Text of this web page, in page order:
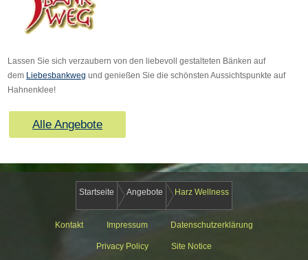
Lassen Sie sich verzaubern von den liebevoll gestalteten Bänken auf
dem Liebesbankweg und genießen Sie die schönsten Aussichtspunkte auf
Hahnenklee!
Alle Angebote
Startseite Angebote Harz Wellness
Kontakt Impressum Datenschutzerklärung
Privacy Policy Site Notice